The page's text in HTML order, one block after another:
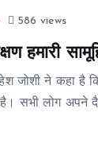
586 views
जोशी ने कहा है
है। सभी लोग अपने